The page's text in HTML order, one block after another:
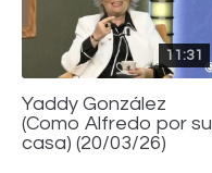
11:31
Yaddy González
(Como Alfredo por su
casa) (20/03/26)